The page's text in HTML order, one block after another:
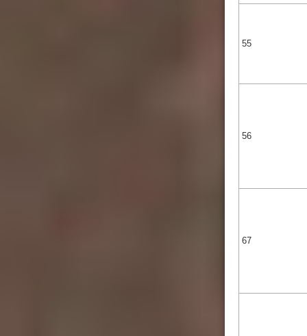
55
56
67